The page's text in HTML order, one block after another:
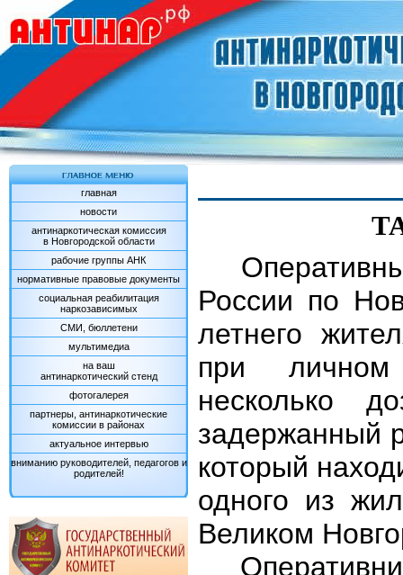
главная
новости
антинаркотическая комиссия
в Новгородской области
рабочие группы АНК
нормативные правовые документы
социальная реабилитация
наркозависимых
СМИ, бюллетени
мультимедиа
на ваш
антинаркотический стенд
фотогалерея
партнеры, антинаркотические
комиссии в районах
актуальное интервью
вниманию руководителей, педагогов и
родителей!
России по
летнего
при
несколько
задержанный
который
одного из
Великом